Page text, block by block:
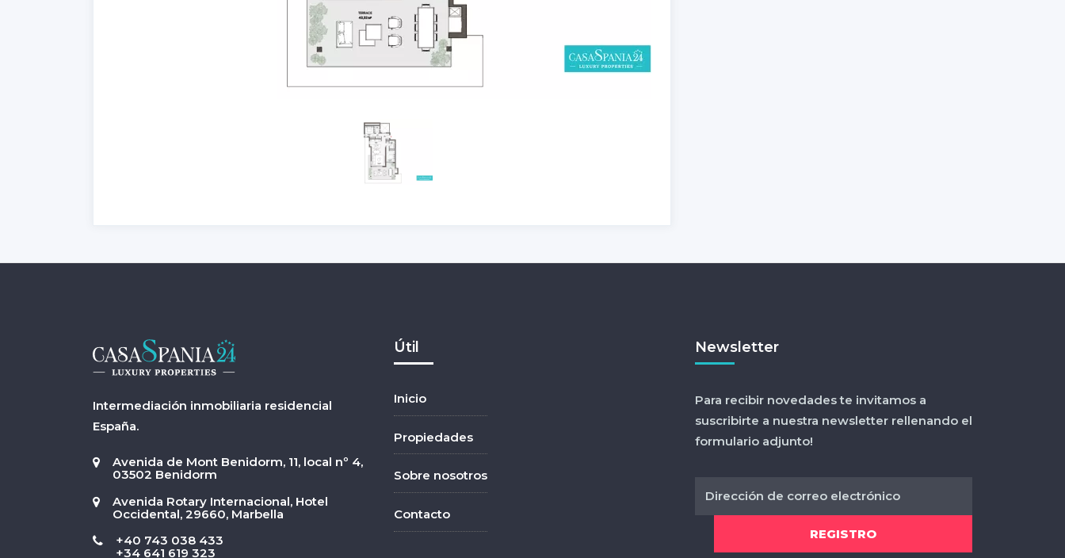
Intermediación inmobiliaria residencial
España.
Avenida de Mont Benidorm, 11, local nº 4,
03502 Benidorm
Avenida Rotary Internacional, Hotel
Occidental, 29660, Marbella
+40 743 038 433
+34 641 619 323
Útil
Inicio
Propiedades
Sobre nosotros
Contacto
Newsletter
Para recibir novedades te invitamos a
suscribirte a nuestra newsletter rellenando el
formulario adjunto!